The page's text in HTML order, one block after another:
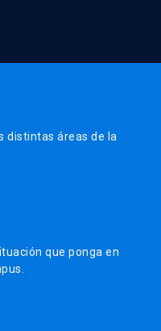
distintas áreas de la
que ponga en